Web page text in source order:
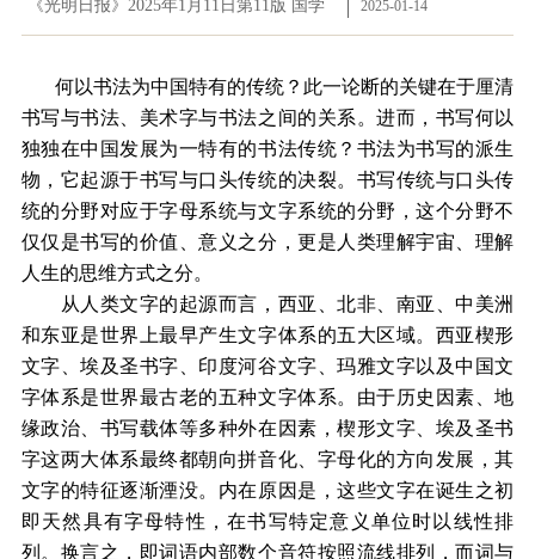
《光明日报》2025年1月11日第11版 国学 2025-01-14
何以书法为中国特有的传统？此一论断的关键在于厘清
书写与书法、美术字与书法之间的关系。进而，书写何以
独独在中国发展为一特有的书法传统？书法为书写的派生
物，它起源于书写与口头传统的决裂。书写传统与口头传
统的分野对应于字母系统与文字系统的分野，这个分野不
仅仅是书写的价值、意义之分，更是人类理解宇宙、理解
人生的思维方式之分。
从人类文字的起源而言，西亚、北非、南亚、中美洲
和东亚是世界上最早产生文字体系的五大区域。西亚楔形
文字、埃及圣书字、印度河谷文字、玛雅文字以及中国文
字体系是世界最古老的五种文字体系。由于历史因素、地
缘政治、书写载体等多种外在因素，楔形文字、埃及圣书
字这两大体系最终都朝向拼音化、字母化的方向发展，其
文字的特征逐渐湮没。内在原因是，这些文字在诞生之初
即天然具有字母特性，在书写特定意义单位时以线性排
列。换言之，即词语内部数个音符按照流线排列，而词与